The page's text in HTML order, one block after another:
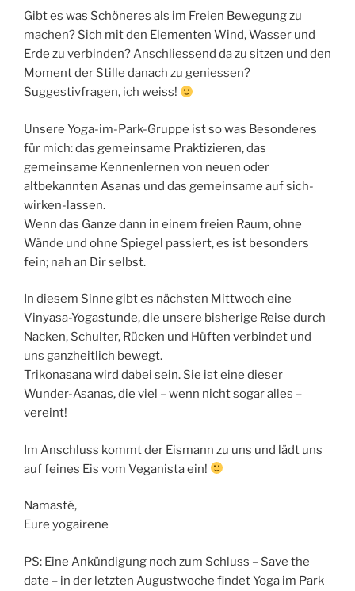
Gibt es was Schöneres als im Freien Bewegung zu
machen? Sich mit den Elementen Wind, Wasser und
Erde zu verbinden? Anschliessend da zu sitzen und den
Moment der Stille danach zu geniessen?
Suggestivfragen, ich weiss!
Unsere Yoga-im-Park-Gruppe ist so was Besonderes
für mich: das gemeinsame Praktizieren, das
gemeinsame Kennenlernen von neuen oder
altbekannten Asanas und das gemeinsame auf sich-
wirken-lassen.
Wenn das Ganze dann in einem freien Raum, ohne
Wände und ohne Spiegel passiert, es ist besonders
fein; nah an Dir selbst.
In diesem Sinne gibt es nächsten Mittwoch eine
Vinyasa-Yogastunde, die unsere bisherige Reise durch
Nacken, Schulter, Rücken und Hüften verbindet und
uns ganzheitlich bewegt.
Trikonasana wird dabei sein. Sie ist eine dieser
Wunder-Asanas, die viel – wenn nicht sogar alles –
vereint!
Im Anschluss kommt der Eismann zu uns und lädt uns
auf feines Eis vom Veganista ein!
Namasté,
Eure yogairene
PS: Eine Ankündigung noch zum Schluss – Save the
date – in der letzten Augustwoche findet Yoga im Park